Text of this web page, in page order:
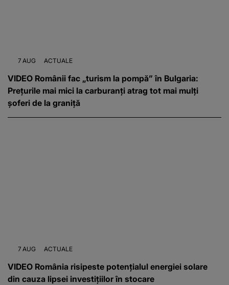
7 AUG ACTUALE
VIDEO Românii fac „turism la pompă” în Bulgaria:
Prețurile mai mici la carburanți atrag tot mai mulți
șoferi de la graniță
7 AUG ACTUALE
VIDEO România risipeste potențialul energiei solare
din cauza lipsei investițiilor în stocare